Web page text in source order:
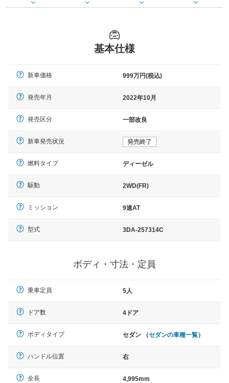
基本仕様
新車価格 999万円(税込)
発売年月 2022年10月
発売区分 一部改良
新車発売状況 発売終了
燃料タイプ ディーゼル
駆動 2WD(FR)
ミッション 9速AT
型式 3DA-257314C
ボディ・寸法・定員
乗車定員 5人
ドア数 4ドア
ボディタイプ セダン （セダンの車種一覧）
ハンドル位置 右
全長 4,995mm